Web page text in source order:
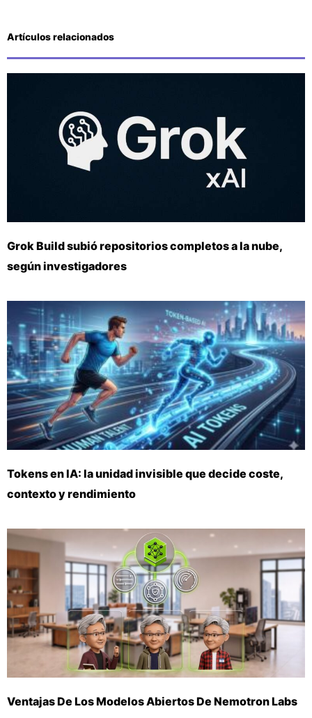
Artículos relacionados
Grok Build subió repositorios completos a la nube,
según investigadores
Tokens en IA: la unidad invisible que decide coste,
contexto y rendimiento
Ventajas De Los Modelos Abiertos De Nemotron Labs